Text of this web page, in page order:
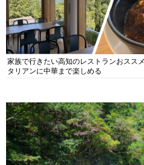
家族で行きたい高知のレストランおスス
タリアンに中華まで楽しめる